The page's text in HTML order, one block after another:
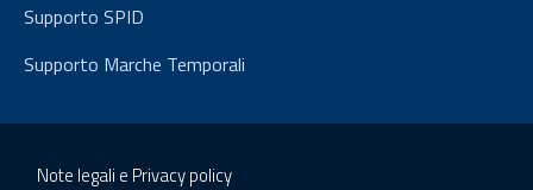
Supporto SPID
Supporto Marche Temporali
Note legali e Privacy policy